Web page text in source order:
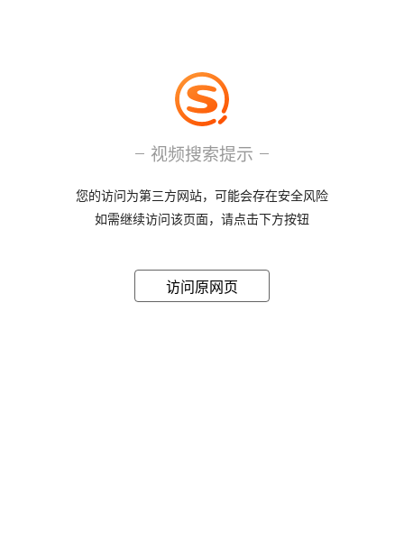
视频搜索提示
您的访问为第三方网站，可能会存在安全风险
如需继续访问该页面，请点击下方按钮
访问原网页